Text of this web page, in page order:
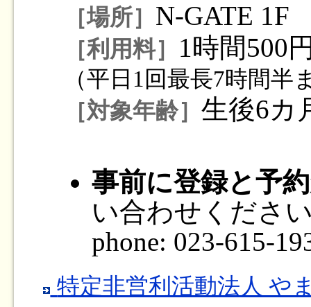
［場所］ N-GATE 1F
［利用料］ 1時間500
（平日1回最長7時間
［対象年齢］ 生後6カ
事前に登録と予
い合わせくださ
phone: 023-615-
特定非営利活動法人 や